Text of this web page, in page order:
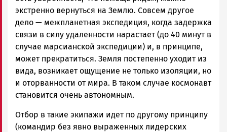
экстренно вернуться на Землю. Совсем другое
дело — межпланетная экспедиция, когда задержка
связи в силу удаленности нарастает (до 40 минут в
случае марсианской экспедиции) и, в принципе,
может прекратиться. Земля постепенно уходит из
вида, возникает ощущение не только изоляции, но
и оторванности от мира. В таком случае космонавт
становится очень автономным.
Отбор в такие экипажи идет по другому принципу
(командир без явно выраженных лидерских